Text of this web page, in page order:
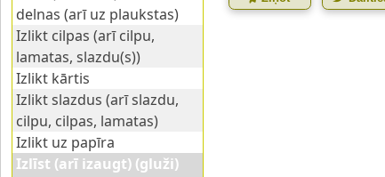
delnas (arī uz plaukstas)
Izlikt cilpas (arī cilpu,
lamatas, slazdu(s))
Izlikt kārtis
Izlikt slazdus (arī slazdu,
cilpu, cilpas, lamatas)
Izlikt uz papīra
Izlīst (arī izaugt) (gluži)